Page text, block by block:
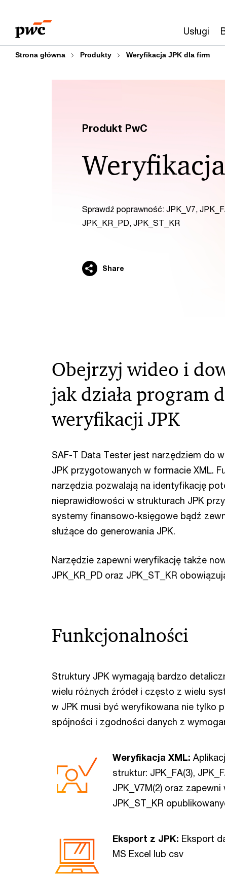
treści
stopki
Usługi
Strona główna Produkty Weryfikacja JPK dla firm
Produkt PwC
Sprawdź poprawność: JPK_V7,
JPK_KR_PD, JPK_ST_KR
Share
Obejrzyj wideo i
jak działa program
weryfikacji JPK
SAF-T Data Tester jest narzędziem do
JPK przygotowanych w formacie XML.
narzędzia pozwalają na identyfikację
nieprawidłowości w strukturach JPK
systemy finansowo-księgowe bądź
służące do generowania JPK.
Narzędzie zapewni weryfikację także
JPK_KR_PD oraz JPK_ST_KR
Funkcjonalności
Struktury JPK wymagają bardzo
wielu różnych źródeł i często z wielu
w JPK musi być weryfikowana nie tylko
spójności i zgodności danych z
Weryfikacja XML:
struktur: JPK_FA(3),
JPK_V7M(2) oraz
JPK_ST_KR
Eksport z JPK: Eksport
MS Excel lub csv